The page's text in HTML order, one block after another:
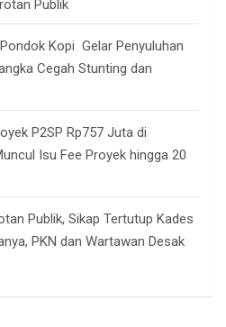
Publik
Kopi Gelar Penyuluhan
Cegah Stunting dan
P2SP Rp757 Juta di
Isu Fee Proyek hingga 20
Publik, Sikap Tertutup Kades
PKN dan Wartawan Desak